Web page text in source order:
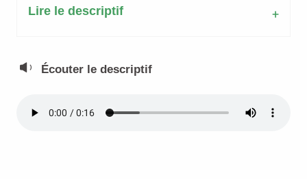
Lire le descriptif
Écouter le descriptif